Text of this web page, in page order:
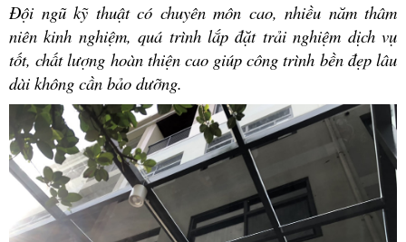
Đội ngũ kỹ thuật có chuyên môn cao, nhiều năm thâm
niên kinh nghiệm, quá trình lắp đặt trải nghiệm dịch vụ
tốt, chất lượng hoàn thiện cao giúp công trình bền đẹp lâu
dài không cần bảo dưỡng.